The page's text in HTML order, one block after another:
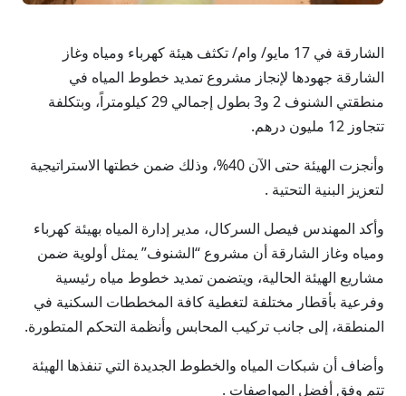
الشارقة في 17 مايو/ وام/ تكثف هيئة كهرباء ومياه وغاز
الشارقة جهودها لإنجاز مشروع تمديد خطوط المياه في
منطقتي الشنوف 2 و3 بطول إجمالي 29 كيلومتراً، وبتكلفة
تتجاوز 12 مليون درهم.
وأنجزت الهيئة حتى الآن 40%، وذلك ضمن خطتها الاستراتيجية
لتعزيز البنية التحتية .
وأكد المهندس فيصل السركال، مدير إدارة المياه بهيئة كهرباء
ومياه وغاز الشارقة أن مشروع “الشنوف” يمثل أولوية ضمن
مشاريع الهيئة الحالية، ويتضمن تمديد خطوط مياه رئيسية
وفرعية بأقطار مختلفة لتغطية كافة المخططات السكنية في
المنطقة، إلى جانب تركيب المحابس وأنظمة التحكم المتطورة.
وأضاف أن شبكات المياه والخطوط الجديدة التي تنفذها الهيئة
تتم وفق أفضل المواصفات .